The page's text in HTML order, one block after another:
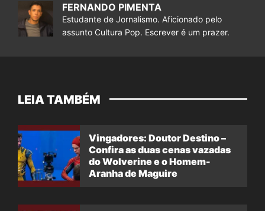
FERNANDO PIMENTA
Estudante de Jornalismo. Aficionado pelo
assunto Cultura Pop. Escrever é um prazer.
LEIA TAMBÉM
Vingadores: Doutor Destino –
Confira as duas cenas vazadas
do Wolverine e o Homem-
Aranha de Maguire